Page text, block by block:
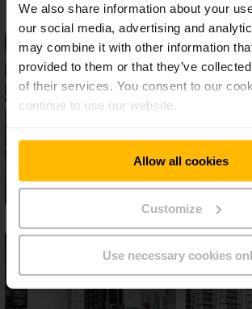
We also share information about your
our social media, advertising and
may combine it with other information
provided to them or that they’ve
of their services. You consent to our
continue to use our website.
Allow all cookies
Customize
Use necessary cookies